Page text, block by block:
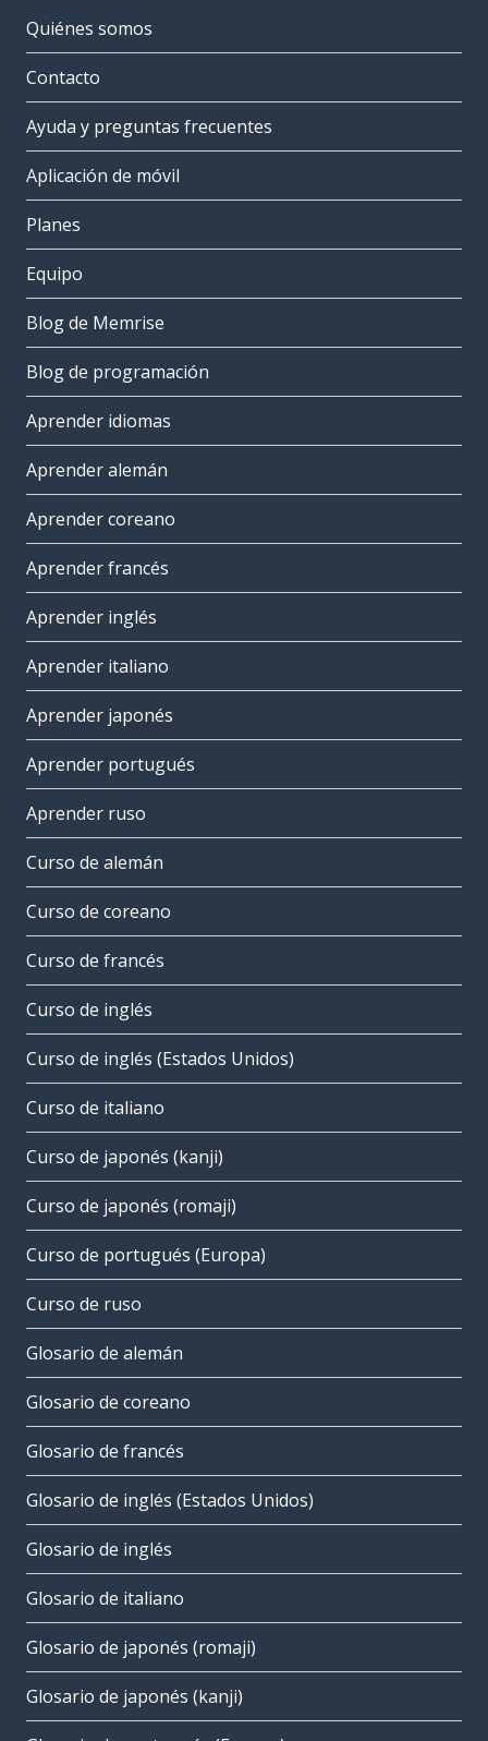
Quiénes somos
Contacto
Ayuda y preguntas frecuentes
Aplicación de móvil
Planes
Equipo
Blog de Memrise
Blog de programación
Aprender idiomas
Aprender alemán
Aprender coreano
Aprender francés
Aprender inglés
Aprender italiano
Aprender japonés
Aprender portugués
Aprender ruso
Curso de alemán
Curso de coreano
Curso de francés
Curso de inglés
Curso de inglés (Estados Unidos)
Curso de italiano
Curso de japonés (kanji)
Curso de japonés (romaji)
Curso de portugués (Europa)
Curso de ruso
Glosario de alemán
Glosario de coreano
Glosario de francés
Glosario de inglés (Estados Unidos)
Glosario de inglés
Glosario de italiano
Glosario de japonés (romaji)
Glosario de japonés (kanji)